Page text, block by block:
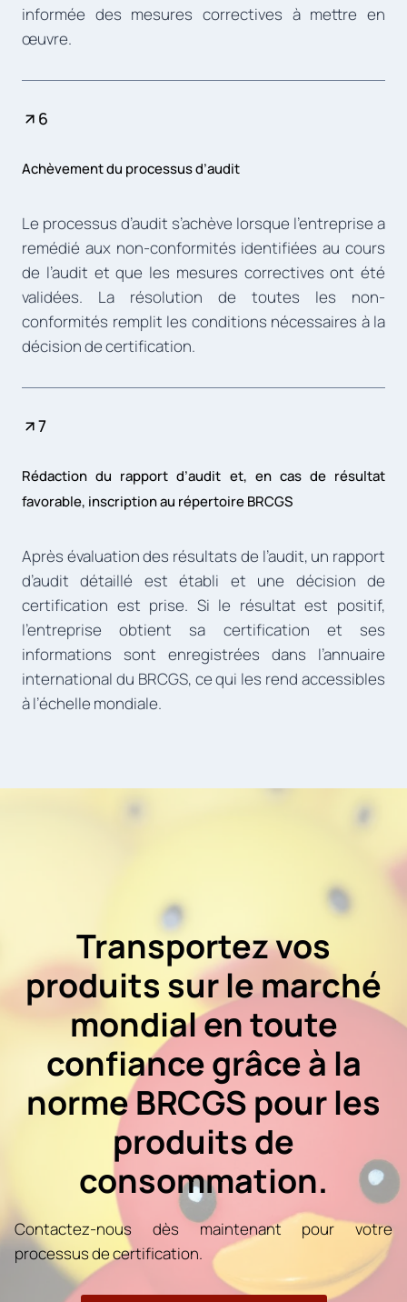
informée des mesures correctives à mettre en
œuvre.
6
Achèvement du processus d’audit
Le processus d’audit s’achève lorsque l’entreprise a
remédié aux non-conformités identifiées au cours
de l’audit et que les mesures correctives ont été
validées. La résolution de toutes les non-
conformités remplit les conditions nécessaires à la
décision de certification.
7
Rédaction du rapport d’audit et, en cas de résultat
favorable, inscription au répertoire BRCGS
Après évaluation des résultats de l’audit, un rapport
d’audit détaillé est établi et une décision de
certification est prise. Si le résultat est positif,
l’entreprise obtient sa certification et ses
informations sont enregistrées dans l’annuaire
international du BRCGS, ce qui les rend accessibles
à l’échelle mondiale.
Transportez vos
produits sur le marché
mondial en toute
confiance grâce à la
norme BRCGS pour les
produits de
consommation.
Contactez-nous dès maintenant pour votre
processus de certification.